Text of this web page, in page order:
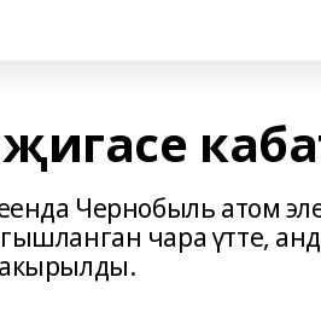
Чернобыль атом
чара үтте,